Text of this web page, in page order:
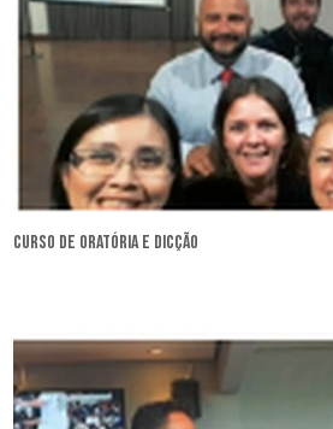
curso de oratória e dicção